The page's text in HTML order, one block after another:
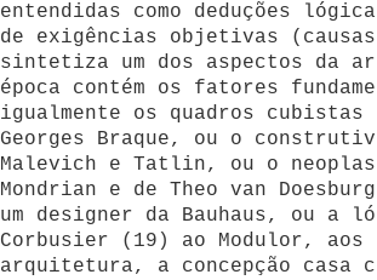
entendidas como deduções
de exigências objetivas
sintetiza um dos aspectos da
época contém os fatores
igualmente os quadros cubistas
Georges Braque, ou o
Malevich e Tatlin, ou o
Mondrian e de Theo van
um designer da Bauhaus, ou a
Corbusier (19) ao Modulor, aos
arquitetura, a concepção casa